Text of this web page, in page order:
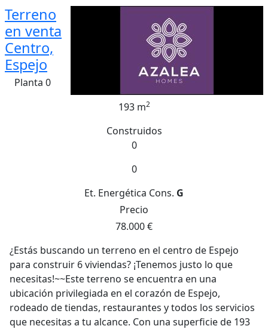
Terreno
en venta
Centro,
Espejo
Planta 0
193 m2
Construidos
0
0
Et. Energética Cons. G
Precio
78.000 €
¿Estás buscando un terreno en el centro de Espejo
para construir 6 viviendas? ¡Tenemos justo lo que
necesitas!~~Este terreno se encuentra en una
ubicación privilegiada en el corazón de Espejo,
rodeado de tiendas, restaurantes y todos los servicios
que necesitas a tu alcance. Con una superficie de 193